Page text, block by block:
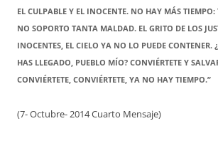
EL CULPABLE Y EL INOCENTE. NO HAY MÁS
NO SOPORTO TANTA MALDAD. EL GRITO DE LOS
INOCENTES, EL CIELO YA NO LO PUEDE CONTENER.
HAS LLEGADO, PUEBLO MÍO? CONVIÉRTETE Y
CONVIÉRTETE, CONVIÉRTETE, YA NO HAY TIEMPO.”
(7- Octubre- 2014 Cuarto Mensaje)